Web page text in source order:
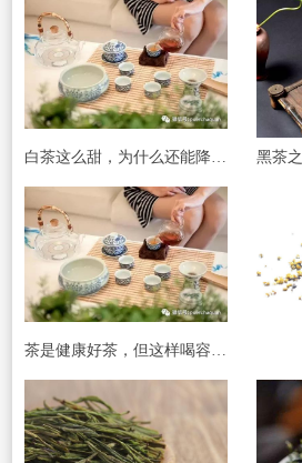
白茶这么甜，为什么还能降血糖？
茶是健康好茶，但这样喝容易得胃病